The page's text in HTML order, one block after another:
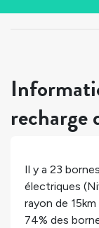
recharge
Il y a 23
électriques
rayon de 15km
74% des